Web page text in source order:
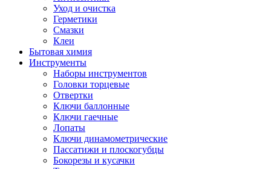
Уход и очистка
Герметики
Смазки
Клеи
Бытовая химия
Инструменты
Наборы инструментов
Головки торцевые
Отвертки
Ключи баллонные
Ключи гаечные
Лопаты
Ключи динамометрические
Пассатижи и плоскогубцы
Бокорезы и кусачки